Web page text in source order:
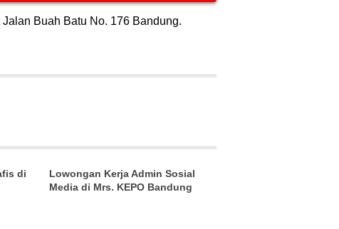
Buah Batu No. 176 Bandung.
di
Lowongan Kerja Admin Sosial
Media di Mrs. KEPO Bandung